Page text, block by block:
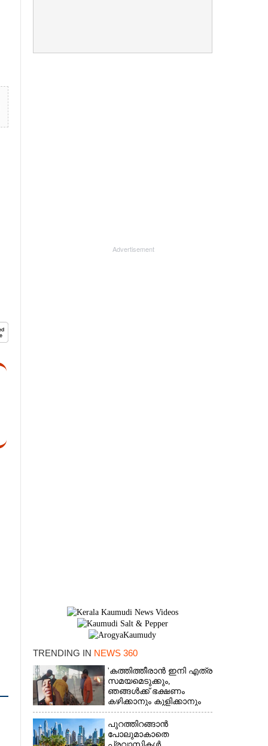
Advertisement
TRENDING IN NEWS 360
'കത്തിത്തീരാൻ ഇനി എത്ര
സമയമെടുക്കും,
ഞങ്ങൾക്ക് ഭക്ഷണം
കഴിക്കാനും കുളിക്കാനും
ഉള്ളതാണ്': അച്ഛന്റെ
സംസ്കാരചടങ്ങിനിടെ
മക്കൾ
പുറത്തിറങ്ങാൻ
പോലുമാകാതെ
×